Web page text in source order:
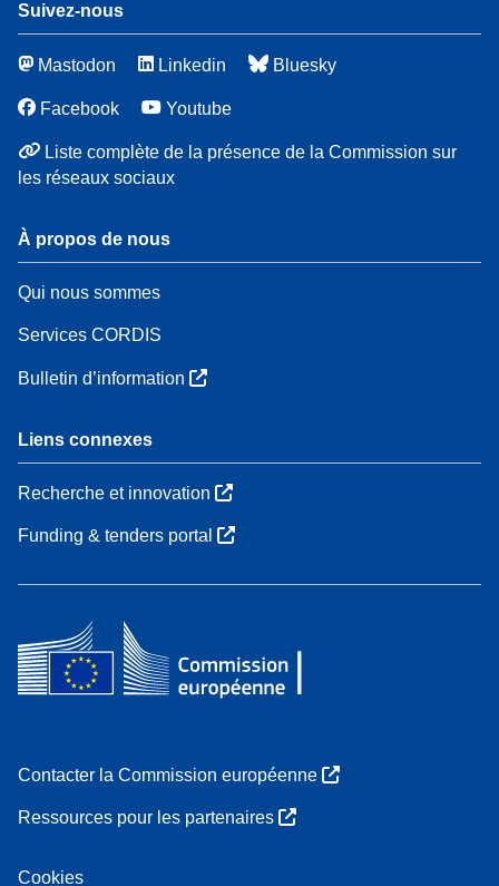
Suivez-nous
Mastodon Linkedin Bluesky
Facebook Youtube
Liste complète de la présence de la Commission sur
les réseaux sociaux
À propos de nous
Qui nous sommes
Services CORDIS
Bulletin d’information
Liens connexes
Recherche et innovation
Funding & tenders portal
Contacter la Commission européenne
Ressources pour les partenaires
Cookies